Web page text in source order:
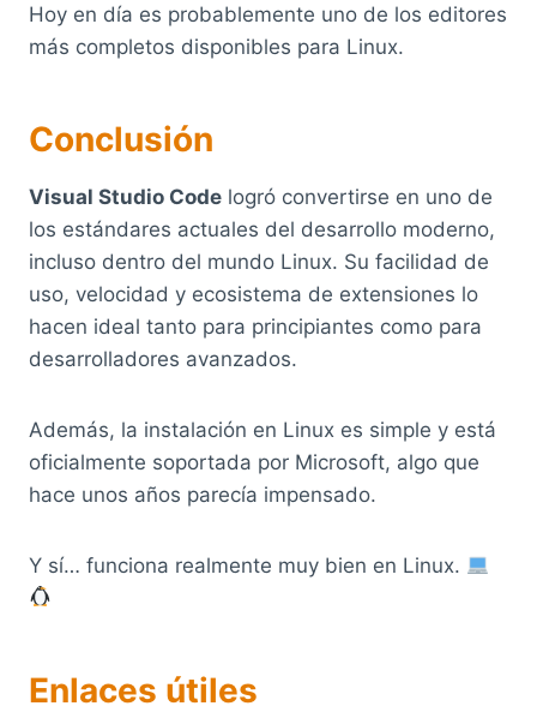
Hoy en día es probablemente uno de los editores
más completos disponibles para Linux.
Conclusión
Visual Studio Code logró convertirse en uno de
los estándares actuales del desarrollo moderno,
incluso dentro del mundo Linux. Su facilidad de
uso, velocidad y ecosistema de extensiones lo
hacen ideal tanto para principiantes como para
desarrolladores avanzados.
Además, la instalación en Linux es simple y está
oficialmente soportada por Microsoft, algo que
hace unos años parecía impensado.
Y sí… funciona realmente muy bien en Linux.
Enlaces útiles